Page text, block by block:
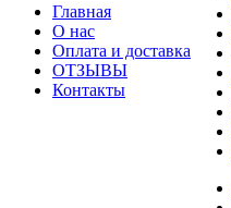
Главная
О нас
Оплата и доставка
ОТЗЫВЫ
Контакты